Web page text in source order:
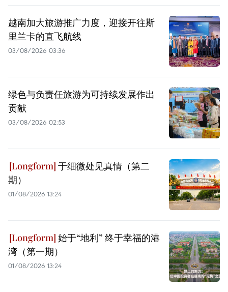
越南加大旅游推广力度，迎接开往斯
里兰卡的直飞航线
03/08/2026 03:36
绿色与负责任旅游为可持续发展作出
贡献
03/08/2026 02:53
于细微处见真情（第二
期）
01/08/2026 13:24
始于“地利” 终于幸福的港
湾（第一期）
01/08/2026 13:24